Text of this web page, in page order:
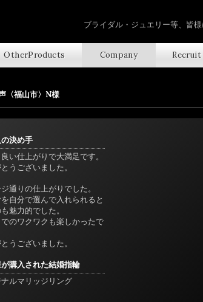
ブライダル・ジュエリー等、皆
OtherProducts Company Recruit
〈福山市〉N様
決め手
い仕上がりで大満足です。
うございました。
通りの仕上がりでした。
自分で選んで入れられると
魅力的でした。
のワクワクも楽しかったで
うございました。
購入された結婚指輪
ルマリッジリング